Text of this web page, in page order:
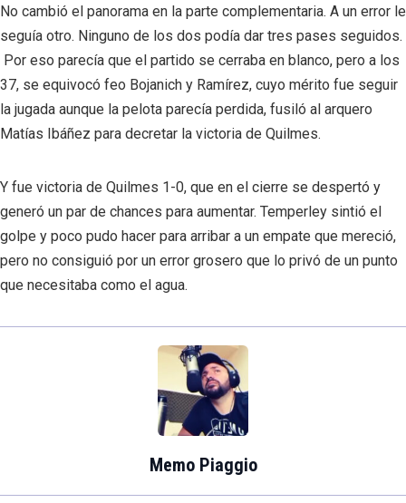
No cambió el panorama en la parte complementaria. A un error le
seguía otro. Ninguno de los dos podía dar tres pases seguidos.
Por eso parecía que el partido se cerraba en blanco, pero a los
37, se equivocó feo Bojanich y Ramírez, cuyo mérito fue seguir
la jugada aunque la pelota parecía perdida, fusiló al arquero
Matías Ibáñez para decretar la victoria de Quilmes.
Y fue victoria de Quilmes 1-0, que en el cierre se despertó y
generó un par de chances para aumentar. Temperley sintió el
golpe y poco pudo hacer para arribar a un empate que mereció,
pero no consiguió por un error grosero que lo privó de un punto
que necesitaba como el agua.
Memo Piaggio